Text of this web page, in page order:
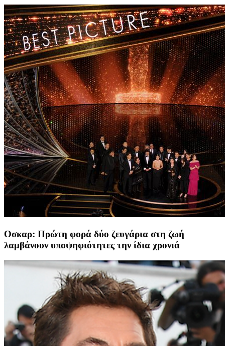
Οσκαρ: Πρώτη φορά δύο ζευγάρια στη ζωή
λαμβάνουν υποψηφιότητες την ίδια χρονιά